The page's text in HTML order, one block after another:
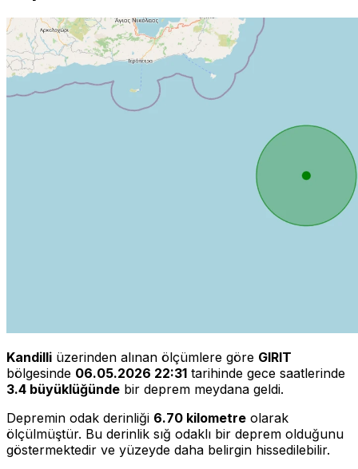
Kandilli üzerinden alınan ölçümlere göre GIRIT
bölgesinde 06.05.2026 22:31 tarihinde gece saatlerinde
3.4 büyüklüğünde bir deprem meydana geldi.
Depremin odak derinliği 6.70 kilometre olarak
ölçülmüştür. Bu derinlik sığ odaklı bir deprem olduğunu
göstermektedir ve yüzeyde daha belirgin hissedilebilir.